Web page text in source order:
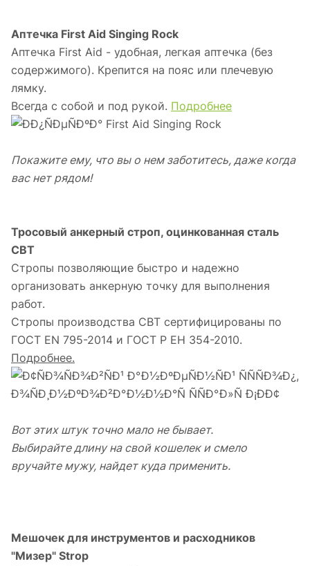
Аптечка First Aid Singing Rock
Аптечка First Aid - удобная, легкая аптечка (без
содержимого). Крепится на пояс или плечевую
лямку.
Всегда с собой и под рукой. Подробнее
Покажите ему, что вы о нем заботитесь, даже когда
вас нет рядом!
Тросовый анкерный строп, оцинкованная сталь
СВТ
Стропы позволяющие быстро и надежно
организовать анкерную точку для выполнения
работ.
Стропы производства СВТ сертифицированы по
ГОСТ EN 795-2014 и ГОСТ Р ЕН 354-2010.
Подробнее.
Вот этих штук точно мало не бывает.
Выбирайте длину на свой кошелек и смело
вручайте мужу, найдет куда применить.
Мешочек для инструментов и расходников
"Мизер" Strop